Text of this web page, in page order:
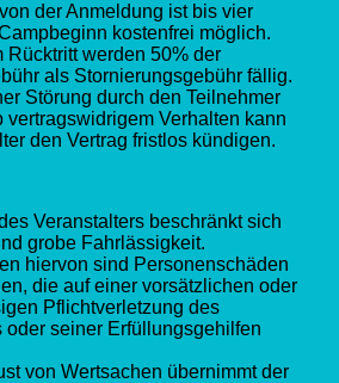
der Anmeldung ist bis vier
kostenfrei möglich.
Rücktritt werden 50% der
als Stornierungsgebühr fällig.
Störung durch den Teilnehmer
vertragswidrigem Verhalten kann
den Vertrag fristlos kündigen.
Veranstalters beschränkt sich
grobe Fahrlässigkeit.
hiervon sind Personenschäden
die auf einer vorsätzlichen oder
Pflichtverletzung des
oder seiner Erfüllungsgehilfen
von Wertsachen übernimmt der